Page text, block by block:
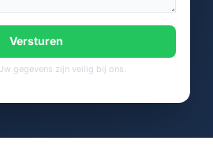
Versturen
gegevens zijn veilig bij ons.